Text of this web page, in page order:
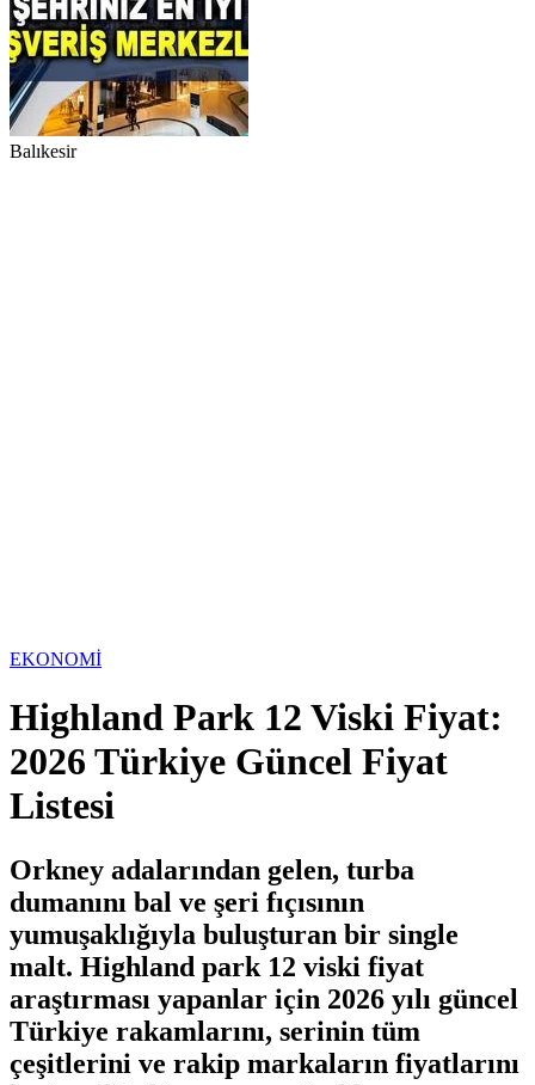
Balıkesir
EKONOMİ
Highland Park 12 Viski Fiyat:
2026 Türkiye Güncel Fiyat
Listesi
Orkney adalarından gelen, turba
dumanını bal ve şeri fıçısının
yumuşaklığıyla buluşturan bir single
malt. Highland park 12 viski fiyat
araştırması yapanlar için 2026 yılı güncel
Türkiye rakamlarını, serinin tüm
çeşitlerini ve rakip markaların fiyatlarını